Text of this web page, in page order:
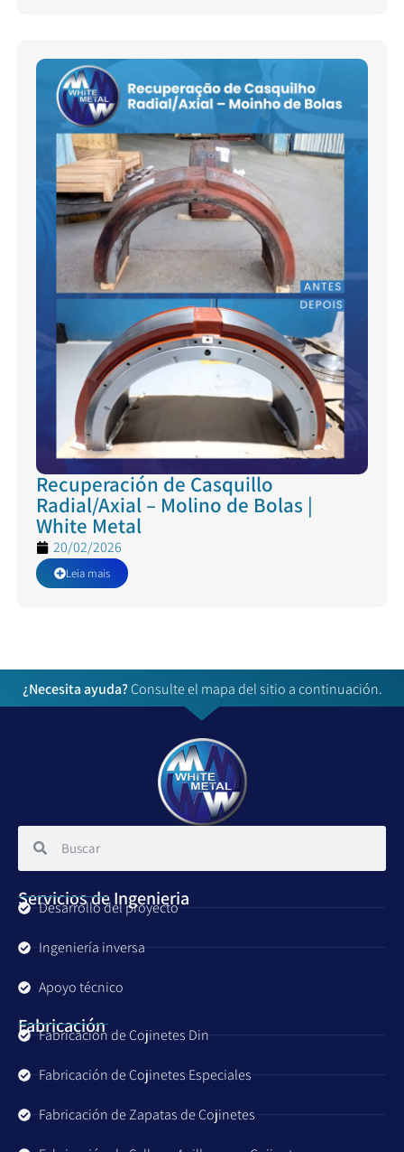
Recuperación de Casquillo
Radial/Axial – Molino de Bolas |
White Metal
20/02/2026
Leia mais
¿Necesita ayuda?Consulte el mapa del sitio a continuación.
Servicios de Ingenieria
Desarrollo del proyecto
Ingeniería inversa
Apoyo técnico
Fabricación
Fabricación de Cojinetes Din
Fabricación de Cojinetes Especiales
Fabricación de Zapatas de Cojinetes